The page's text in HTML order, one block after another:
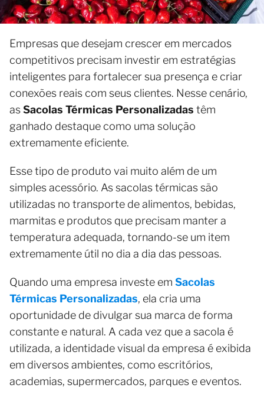
Empresas que desejam crescer em mercados
competitivos precisam investir em estratégias
inteligentes para fortalecer sua presença e criar
conexões reais com seus clientes. Nesse cenário,
asSacolas Térmicas Personalizadas têm
ganhado destaque como uma solução
extremamente eficiente.
Esse tipo de produto vai muito além de um
simples acessório. As sacolas térmicas são
utilizadas no transporte de alimentos, bebidas,
marmitas e produtos que precisam manter a
temperatura adequada, tornando-se um item
extremamente útil no dia a dia das pessoas.
Quando uma empresa investe em Sacolas
Térmicas Personalizadas, ela cria uma
oportunidade de divulgar sua marca de forma
constante e natural. A cada vez que a sacola é
utilizada, a identidade visual da empresa é exibida
em diversos ambientes, como escritórios,
academias, supermercados, parques e eventos.